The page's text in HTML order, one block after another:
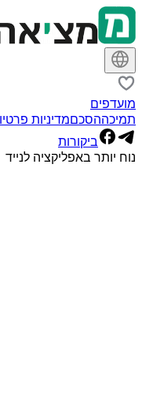
מועדפים
תמיכההסכםמדיניות
ביקורות
נוח יותר באפליקציה לנייד